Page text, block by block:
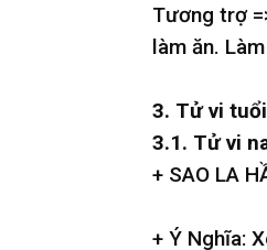
Tương trợ
làm ăn.
3. Tử vi
3.1. Tử vi
+ SAO LA
+ Ý Nghĩa: